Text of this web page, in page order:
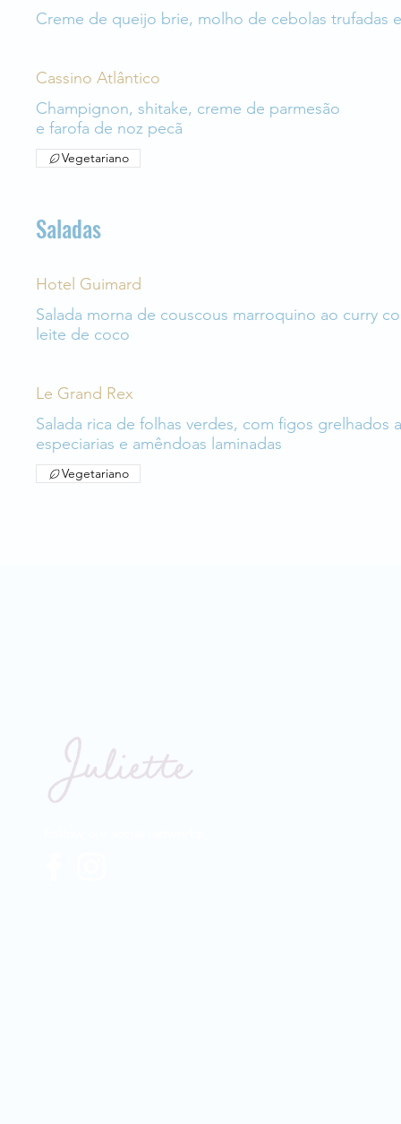
Creme de queijo brie, molho de cebolas trufadas
Cassino Atlântico
Champignon, shitake, creme de parmesão
e farofa de noz pecã
Vegetariano
Saladas
Hotel Guimard
Salada morna de couscous marroquino ao curry
leite de coco
Le Grand Rex
Salada rica de folhas verdes, com figos
especiarias e amêndoas laminadas
Vegetariano